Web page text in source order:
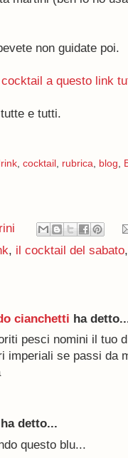
non guidate poi.
a questo link
e tutti.
cocktail rubrica blog
, il cocktail del sabato
cianchetti ha
pesci nomini il tuo
imperiali se passi da
ha detto...
questo blu...